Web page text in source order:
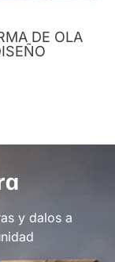
DE OLA
y dalos a